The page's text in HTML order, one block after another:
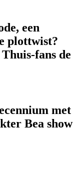
een
plottwist?
fans de
met
Bea show